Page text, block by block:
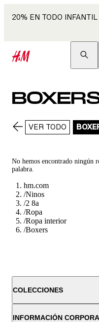
20% EN TODO INFANTIL
VER TODO
No hemos encontrado ningún
palabra.
hm.com
/Ninos
/2 8a
/Ropa
/Ropa interior
/Boxers
COLECCIONES
INFORMACIÓN